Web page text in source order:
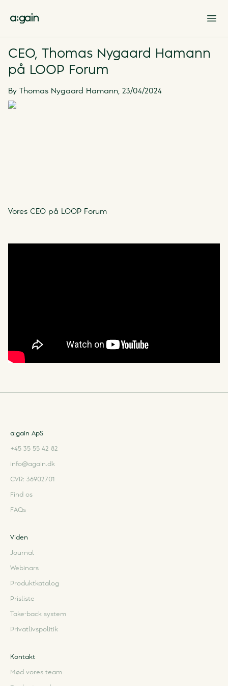
CEO, Thomas Nygaard Hamann
på LOOP Forum
By Thomas Nygaard Hamann, 23/04/2024
Vores CEO på LOOP Forum
a:gain ApS
+45 35 55 42 82
info@again.dk
CVR: 36902701
Find os
FAQs
Viden
Journal
Webinars
Produktkatalog
Prisliste
Take-back system
Privatlivspolitik
Kontakt
Mød vores team